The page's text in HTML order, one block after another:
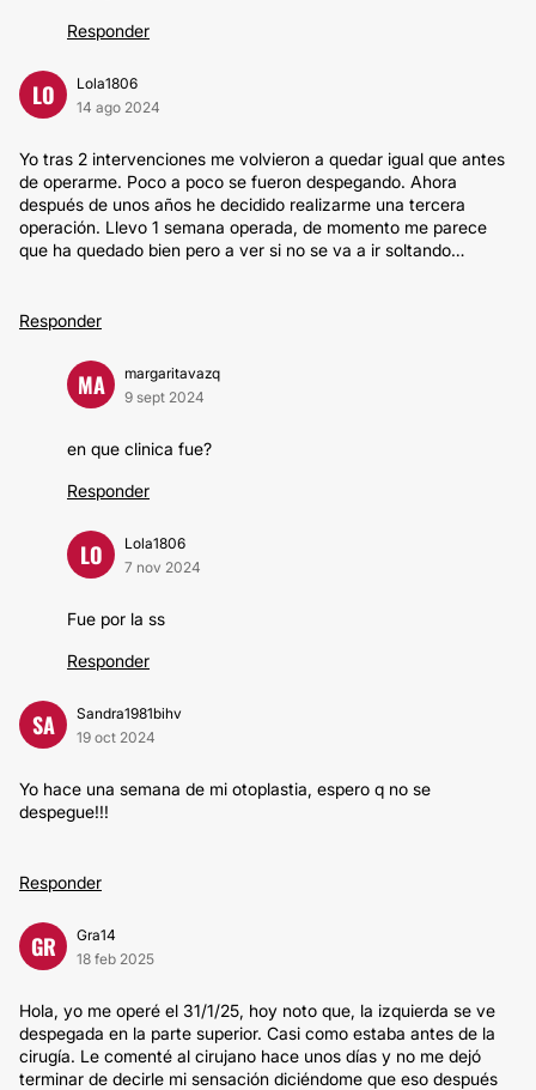
Responder
LO
Lola1806
14 ago 2024
Yo tras 2 intervenciones me volvieron a quedar igual que antes
de operarme. Poco a poco se fueron despegando. Ahora
después de unos años he decidido realizarme una tercera
operación. Llevo 1 semana operada, de momento me parece
que ha quedado bien pero a ver si no se va a ir soltando…
Responder
MA
margaritavazq
9 sept 2024
en que clinica fue?
Responder
LO
Lola1806
7 nov 2024
Fue por la ss
Responder
SA
Sandra1981bihv
19 oct 2024
Yo hace una semana de mi otoplastia, espero q no se
despegue!!!
Responder
GR
Gra14
18 feb 2025
Hola, yo me operé el 31/1/25, hoy noto que, la izquierda se ve
despegada en la parte superior. Casi como estaba antes de la
cirugía. Le comenté al cirujano hace unos días y no me dejó
terminar de decirle mi sensación diciéndome que eso después